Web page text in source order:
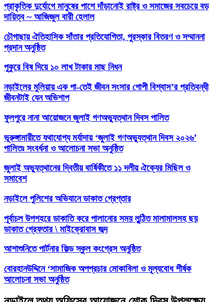
প্রাকৃতিক দুর্যোগে মানুষের পাশে দাঁড়ানোই রাষ্ট্র ও সমাজের সবচেয়ে বড়
দায়িত্ব ~ আজিজুল বারী হেলাল
চৌগাছায় ঐতিহাসিক সাঁতার প্রতিযোগিতা, পুরস্কার বিতরণ ও সম্মাননা
প্রদান অনুষ্ঠিত
পুকুরে বিষ দিয়ে ১০ লাখ টাকার মাছ নিধন
নড়াইলের মুলিয়ায় এক পা-তেই জীবন সংসার গোপী বিশ্বাস’র প্রতিবন্ধী
জীবনটাই যেন অভিশাপ
ফুলপুরে নানা আয়োজনে জুলাই গণঅভ্যুত্থান দিবস পালিত
ভূরুঙ্গামারীতে যথাযোগ্য মর্যাদায় ‘জুলাই গণঅভ্যুত্থান দিবস ২০২৬’
পালিতঃ সংবর্ধনা ও আলোচনা সভা অনুষ্ঠিত
জুলাই অভ্যুত্থানের দ্বিতীয় বার্ষিকীতে ১১ দলীয় ঐক্যের মিছিল ও
সমাবেশ
নড়াইলে পুলিশের অভিযানে ডাকাত গ্রেপ্তার
পূর্বাচল উপশহরে ডাকাতি করে পালানোর সময় লুন্ঠিত মালামালসহ ছয়
ডাকাত গ্রেফতার \ মাইক্রোবাস জব্দ
আশাশুনিতে পার্টনার ফিল্ড স্কুল কংগ্রেস অনুষ্ঠিত
‎বোরহানউদ্দিনে ‘সামাজিক অপপ্রচার মোকাবিলা ও মূল্যবোধ শীর্ষক
আলোচনা সভা অনুষ্ঠিত